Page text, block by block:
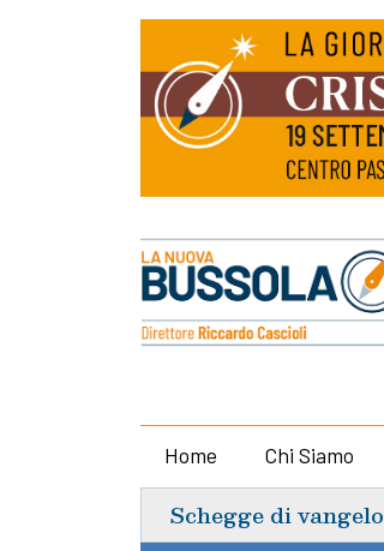
Home Chi Siamo
Schegge di vangelo